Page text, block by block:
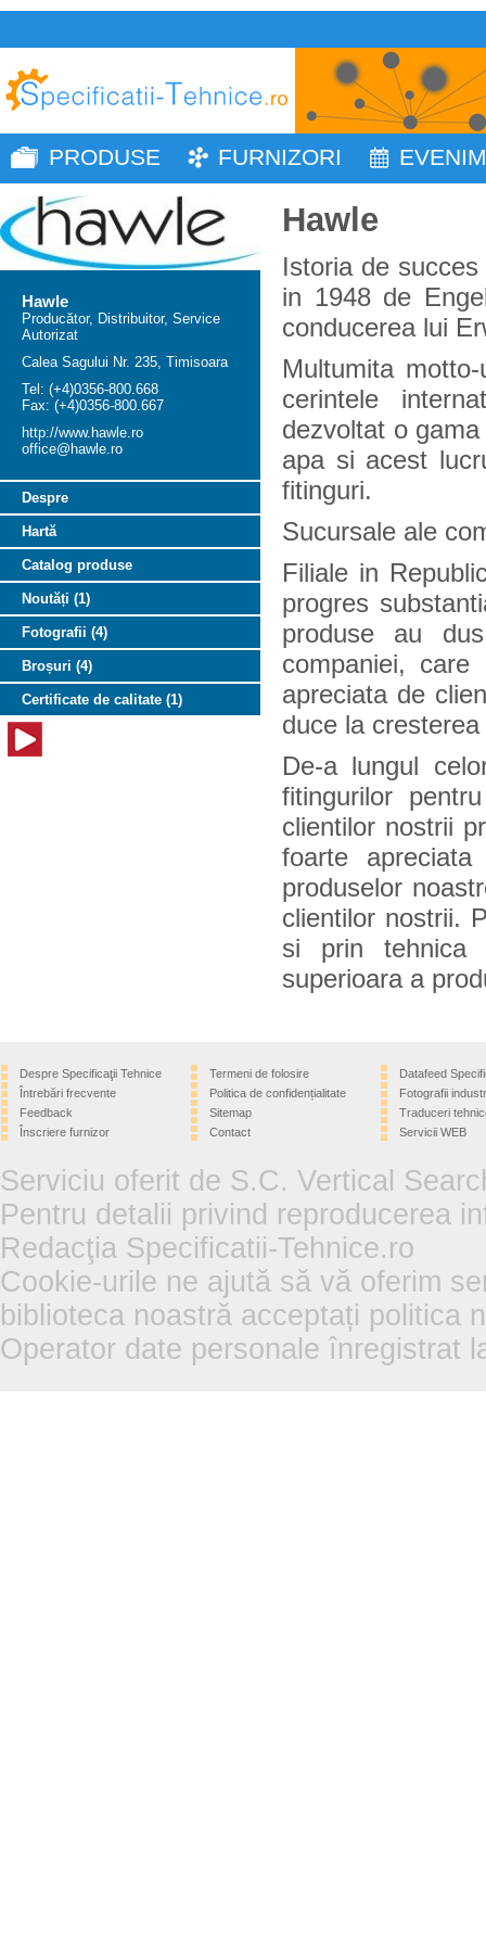
PRODUSE FURNIZORI
Hawle
Producător, Distribuitor, Service
Autorizat
Calea Sagului Nr. 235, Timisoara
Tel: (+4)0356-800.668
Fax: (+4)0356-800.667
http://www.hawle.ro
office@hawle.ro
Despre
Hartă
Catalog produse
Noutăți (1)
Fotografii (4)
Broșuri (4)
Certificate de calitate (1)
Hawle
Istoria de
in 1948 de
conducerea lui
Multumita
cerintele
dezvoltat o
apa si acest
fitinguri.
Sucursale ale
Filiale in
progres
produse au
companiei,
apreciata de
duce la
De-a lungul
fitingurilor
clientilor nostrii
foarte
produselor
clientilor nostrii.
si prin tehnica
superioara a
Despre Specificaţii Tehnice
Întrebări frecvente
Feedback
Înscriere furnizor
Termeni de folosire
Politica de confidențialitate
Sitemap
Contact
Datafeed
Fotografii
Traduceri
Servicii WEB
Serviciu oferit de S.C. Vertical
Pentru detalii privind reproducerea
Redacţia Specificatii-Tehnice.ro
Cookie-urile ne ajută să vă oferim
biblioteca noastră acceptați politica
Operator date personale înregistrat